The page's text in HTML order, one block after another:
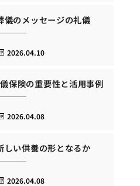
儀のメッセージの礼儀
2026.04.10
保険の重要性と活用事例
2026.04.08
しい供養の形となるか
2026.04.08